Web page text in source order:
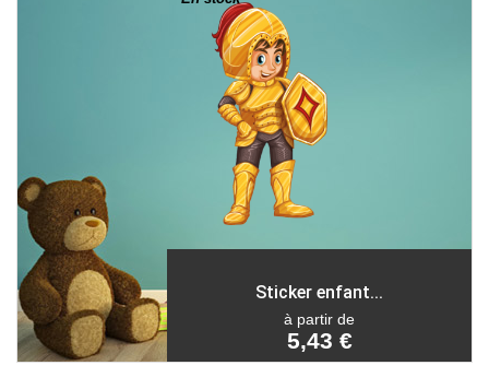
Sticker enfant...
à partir de
5,43 €